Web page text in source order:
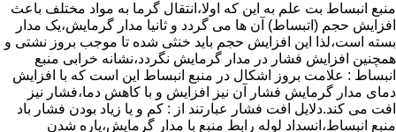
منبع انبساط بت علم به این که اولا،انتقال گرما به مواد مختلف باعث
افزایش حجم (اتبساط) آن ها می گردد و ثانیا مدار گرمایش،یک مدار
بسته است،لذا این افزایش حجم باید خنثی شده تا موجب بروز نشتی و
همچنین افزایش فشار در مدار گرمایش نگردد،نشانه خرابی منبع
انبساط : علامت بروز اشکال در منبع انبساط این است که با افزایش
دمای مدار گرمایش فشار آن نیز افزایش و با کاهش دما،فشار نیز
افت می کند.دلایل افت فشار عبارتند از : کم و یا زیاد بودن فشار باد
منبع انبساط،انسداد لوله رابط منبع با مدار گرمایش،پاره شدن